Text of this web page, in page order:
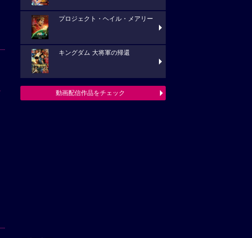
プロジェクト・ヘイル・メアリー
キングダム 大将軍の帰還
動画配信作品をチェック